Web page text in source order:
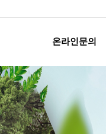
온라인문의